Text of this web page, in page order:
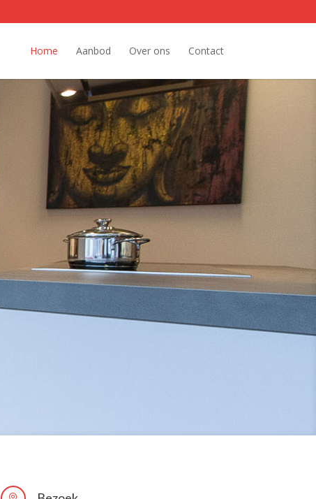
Home Aanbod Over ons Contact